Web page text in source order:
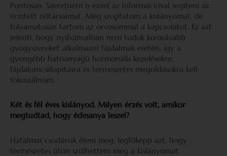
Pontosan. Szeretném is ezzel az információval segíteni az
érintett nőtársaimat. Még szoptatom a kislányomat, de
folyamatosan tartom az orvosommal a kapcsolatot. Ez azt
jelenti, hogy nyilvánvalóan nem tudok komolyabb
gyógyszereket alkalmazni fájdalmak esetén, így a
gyengébb hatóanyagú hormonális kezelésekre,
fájdalomcsillapításra és természetes megoldásokra kell
fókuszálnom.
Két és fél éves kislányod. Milyen érzés volt, amikor
megtudtad, hogy édesanya leszel?
Hatalmas csodának élem meg, legfőképp azt, hogy
természetes úton szülhettem meg a kislányomat.